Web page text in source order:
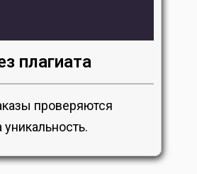
плагиата
проверяются
уникальность.